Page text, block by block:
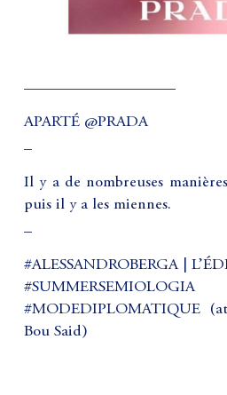
APARTÉ @PRADA
Il y a de nombreuses
puis il y a les miennes.
#ALESSANDROBERGA |
#SUMMERSEMIOLOGIA
#MODEDIPLOMATIQUE
Bou Said)